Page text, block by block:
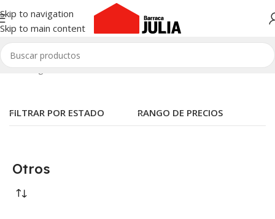
Skip to navigation
Skip to main content
Inicio/Hogar/Electrodomésticos/Otros
FILTRAR POR ESTADO RANGO DE PRECIOS
Otros